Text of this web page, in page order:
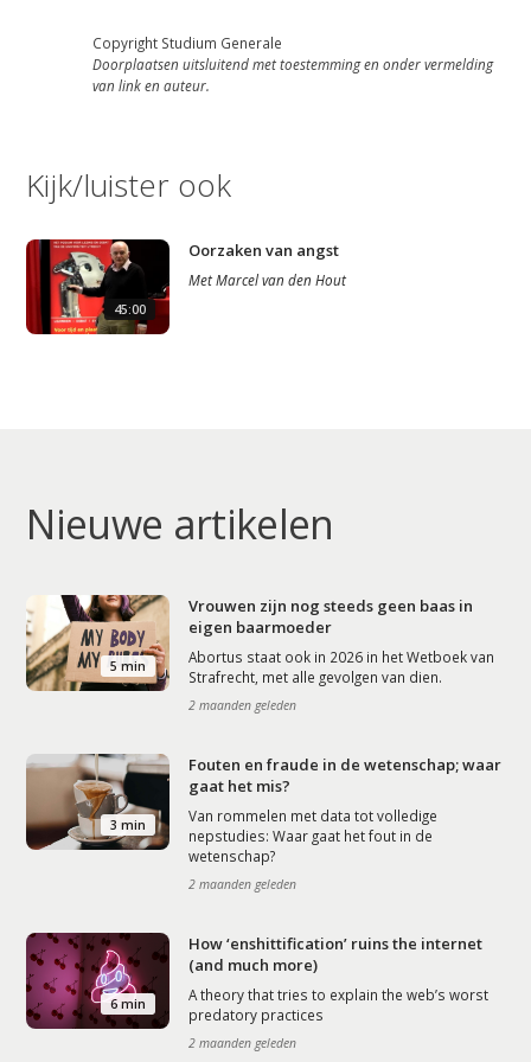
Home
Contact
Copyright Studium Generale
Doorplaatsen uitsluitend met toestemming en onder vermelding
van link en auteur.
Kijk/luister ook
45:00
Oorzaken van angst
MetMarcel van den Hout
Nieuwe artikelen
5 min
Vrouwen zijn nog steeds geen baas in
eigen baarmoeder
Abortus staat ook in 2026 in het Wetboek van
Strafrecht, met alle gevolgen van dien.
2 maanden geleden
3 min
Fouten en fraude in de wetenschap; waar
gaat het mis?
Van rommelen met data tot volledige
nepstudies: Waar gaat het fout in de
wetenschap?
2 maanden geleden
6 min
How ‘enshittification’ ruins the internet
(and much more)
A theory that tries to explain the web’s worst
predatory practices
2 maanden geleden